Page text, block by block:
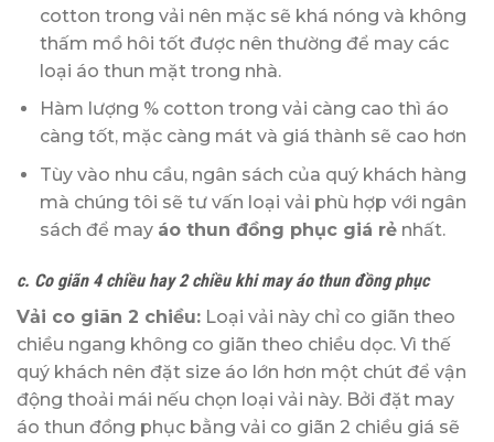
cotton trong vải nên mặc sẽ khá nóng và không
thấm mồ hôi tốt được nên thường để may các
loại áo thun mặt trong nhà.
Hàm lượng % cotton trong vải càng cao thì áo
càng tốt, mặc càng mát và giá thành sẽ cao hơn
Tùy vào nhu cầu, ngân sách của quý khách hàng
mà chúng tôi sẽ tư vấn loại vải phù hợp với ngân
sách để may áo thun đồng phục giá rẻnhất.
c. Co giãn 4 chiều hay 2 chiều khi may áo thun đồng phục
Vải co giãn 2 chiều: Loại vải này chỉ co giãn theo
chiều ngang không co giãn theo chiều dọc. Vì thế
quý khách nên đặt size áo lớn hơn một chút để vận
động thoải mái nếu chọn loại vải này. Bởi đặt may
áo thun đồng phục bằng vải co giãn 2 chiều giá sẽ